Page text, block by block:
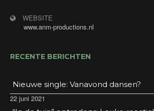
WEBSITE
www.anm-productions.nl
RECENTE BERICHTEN
Nieuwe single: Vanavond dansen?
22 juni 2021